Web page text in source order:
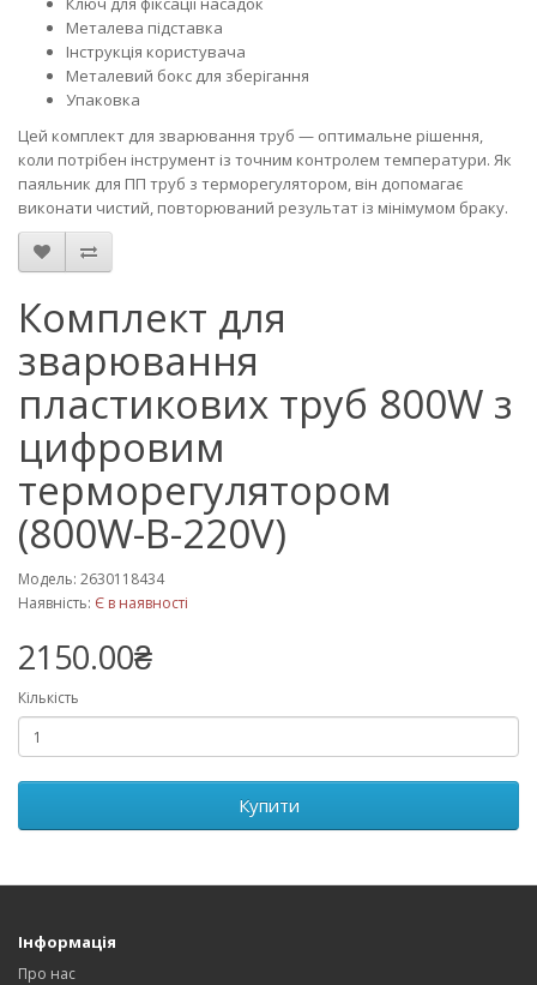
Металева підставка
Інструкція користувача
Металевий бокс для зберігання
Упаковка
Цей комплект для зварювання труб — оптимальне рішення,
коли потрібен інструмент із точним контролем температури. Як
паяльник для ПП труб з терморегулятором, він допомагає
виконати чистий, повторюваний результат із мінімумом браку.
Комплект для
зварювання
пластикових труб 800W з
цифровим
терморегулятором
(800W-B-220V)
Модель: 2630118434
Наявність: Є в наявності
2150.00₴
Кількість
Купити
Інформація
Про нас